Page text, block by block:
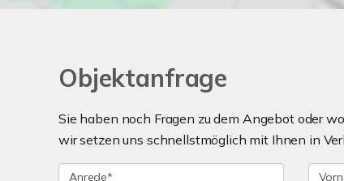
Objektanfrage
Sie haben noch Fragen zu dem Angebot oder
wir setzen uns schnellstmöglich mit Ihnen in